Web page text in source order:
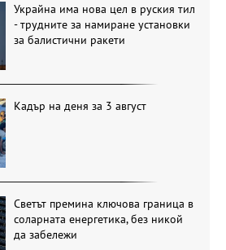
Украйна има нова цел в руския тил
- трудните за намиране установки
за балистични ракети
Кадър на деня за 3 август
Светът премина ключова граница в
соларната енергетика, без никой
да забележи